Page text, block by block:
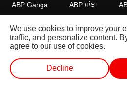
ABP Ganga
ABP ਸਾਂਝਾ
FOLLOW US
This website follows the DNPA Code
All rights reserved.
We use cookies to improve your
traffic, and personalize content.
agree to our use of cookies.
Decline